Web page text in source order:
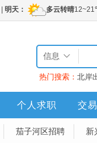
信息
热门搜索： 北岸
个人求职 交
茄子河区招聘 新